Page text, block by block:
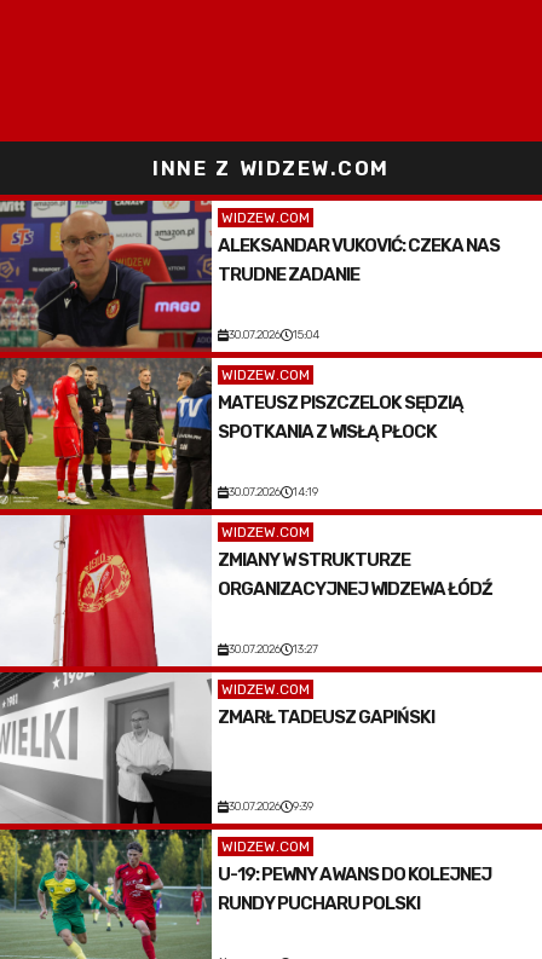
INNE Z WIDZEW.COM
WIDZEW.COM
ALEKSANDAR VUKOVIĆ: CZEKA NAS
TRUDNE ZADANIE
30.07.2026 15:04
WIDZEW.COM
MATEUSZ PISZCZELOK SĘDZIĄ
SPOTKANIA Z WISŁĄ PŁOCK
30.07.2026 14:19
WIDZEW.COM
ZMIANY W STRUKTURZE
ORGANIZACYJNEJ WIDZEWA ŁÓDŹ
30.07.2026 13:27
WIDZEW.COM
ZMARŁ TADEUSZ GAPIŃSKI
30.07.2026 9:39
WIDZEW.COM
U-19: PEWNY AWANS DO KOLEJNEJ
RUNDY PUCHARU POLSKI